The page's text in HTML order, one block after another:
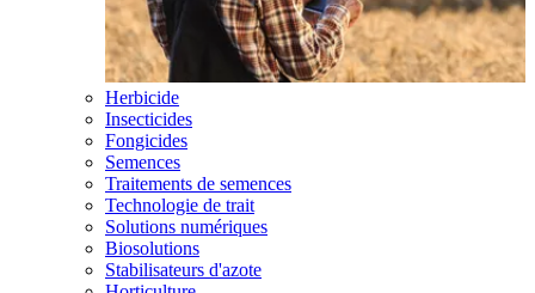
Herbicide
Insecticides
Fongicides
Semences
Traitements de semences
Technologie de trait
Solutions numériques
Biosolutions
Stabilisateurs d'azote